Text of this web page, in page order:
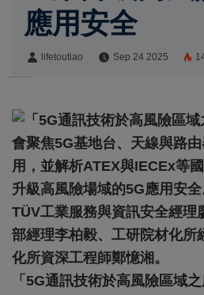
應用安全
lifetoutiao Sep 24 2025
「5G通訊技術於高風險區域